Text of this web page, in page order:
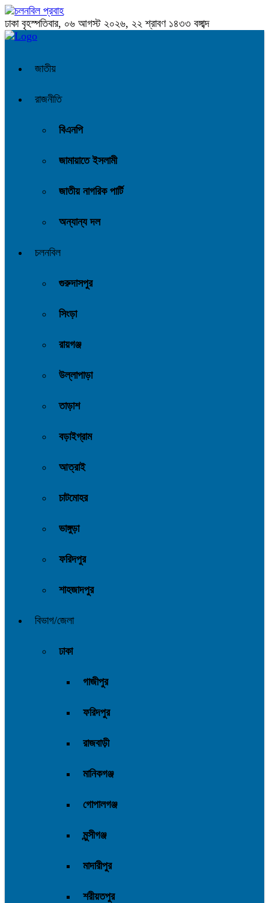
ঢাকা বৃহস্পতিবার, ০৬ আগস্ট ২০২৬, ২২ শ্রাবণ ১৪৩৩ বঙ্গাব্দ
জাতীয়
রাজনীতি
বিএনপি
জামায়াতে ইসলামী
জাতীয় নাগরিক পার্টি
অন্যান্য দল
চলনবিল
গুরুদাসপুর
সিংড়া
রায়গঞ্জ
উল্লাপাড়া
তাড়াশ
বড়াইগ্রাম
আত্রাই
চাটমোহর
ভাঙ্গুড়া
ফরিদপুর
শাহজাদপুর
বিভাগ/জেলা
ঢাকা
গাজীপুর
ফরিদপুর
রাজবাড়ী
মানিকগঞ্জ
গোপালগঞ্জ
মুন্সীগঞ্জ
মাদারীপুর
শরীয়তপুর